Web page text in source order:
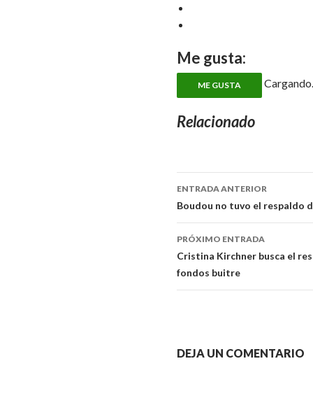
Me gusta:
ME GUSTA
Relacionado
Navegador
de
artículos
ENTRADA ANTERIOR
Boudou no tuvo el respaldo
PRÓXIMO ENTRADA
Cristina Kirchner busca el
fondos buitre
DEJA UN COMENTARIO